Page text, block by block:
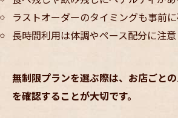
ラストオーダーのタイミングも事前
長時間利用は体調やペース配分に注意
無制限プランを選ぶ際は、お店ごと
を確認することが大切です。